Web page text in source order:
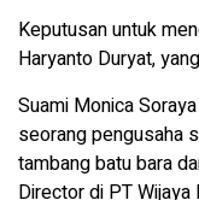
Keputusan untuk
Haryanto Duryat,
Suami Monica
seorang pengusaha
tambang batu bara
Director di PT Wijaya